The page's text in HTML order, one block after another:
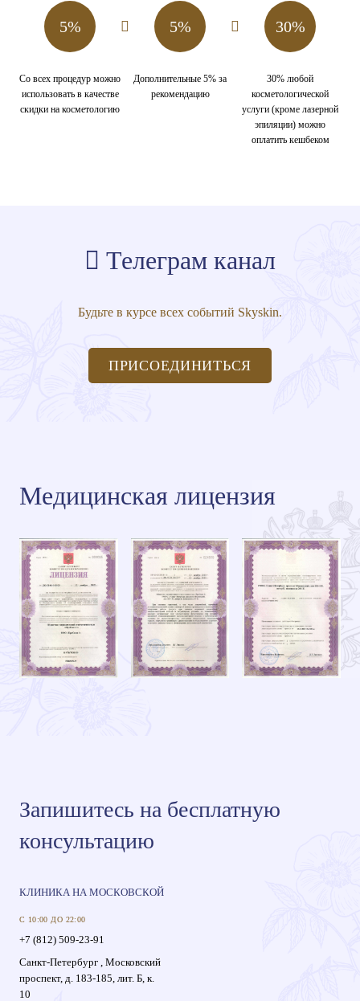
5%
Со всех процедур можно
использовать в качестве
скидки на косметологию
5%
Дополнительные 5% за
рекомендацию
30%
30% любой
косметологической
услуги (кроме лазерной
эпиляции) можно
оплатить кешбеком
Телеграм канал
Будьте в курсе всех событий Skyskin.
ПРИСОЕДИНИТЬСЯ
Медицинская лицензия
Запишитесь на бесплатную
консультацию
КЛИНИКА НА МОСКОВСКОЙ
С 10:00 ДО 22:00
+7 (812) 509-23-91
Санкт-Петербург , Московский
проспект, д. 183-185, лит. Б, к.
10